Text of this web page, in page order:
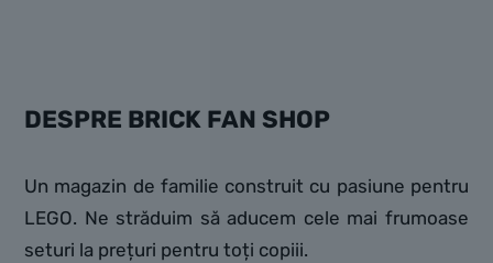
DESPRE BRICK FAN SHOP
Un magazin de familie construit cu pasiune pentru
LEGO. Ne străduim să aducem cele mai frumoase
seturi la prețuri pentru toți copiii.